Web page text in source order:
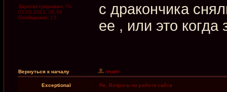
Зарегистрирован: Пн
01.03.2021, 08:54
Сообщения: 13
с дракончика
ее , или это
Вернуться к началу
Exceptional Re: Вопросы по работе сайта